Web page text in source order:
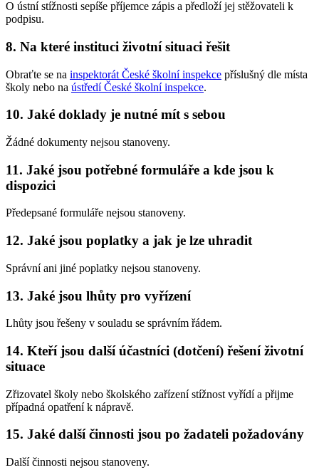
O ústní stížnosti sepíše příjemce zápis a předloží jej stěžovateli k
podpisu.
8. Na které instituci životní situaci řešit
Obraťte se na inspektorát České školní inspekce příslušný dle místa
školy nebo na ústředí České školní inspekce.
10. Jaké doklady je nutné mít s sebou
Žádné dokumenty nejsou stanoveny.
11. Jaké jsou potřebné formuláře a kde jsou k
dispozici
Předepsané formuláře nejsou stanoveny.
12. Jaké jsou poplatky a jak je lze uhradit
Správní ani jiné poplatky nejsou stanoveny.
13. Jaké jsou lhůty pro vyřízení
Lhůty jsou řešeny v souladu se správním řádem.
14. Kteří jsou další účastníci (dotčení) řešení životní
situace
Zřizovatel školy nebo školského zařízení stížnost vyřídí a přijme
případná opatření k nápravě.
15. Jaké další činnosti jsou po žadateli požadovány
Další činnosti nejsou stanoveny.